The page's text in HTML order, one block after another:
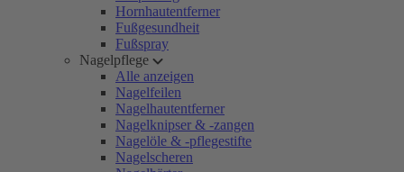
Hornhautentferner
Fußgesundheit
Fußspray
Nagelpflege
Alle anzeigen
Nagelfeilen
Nagelhautentferner
Nagelknipser & -zangen
Nagelöle & -pflegestifte
Nagelscheren